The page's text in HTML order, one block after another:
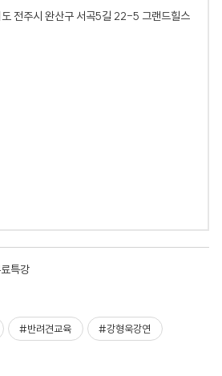
도 전주시 완산구 서곡5길 22-5 그랜드힐스
특강
#반려견교육 #강형욱강연